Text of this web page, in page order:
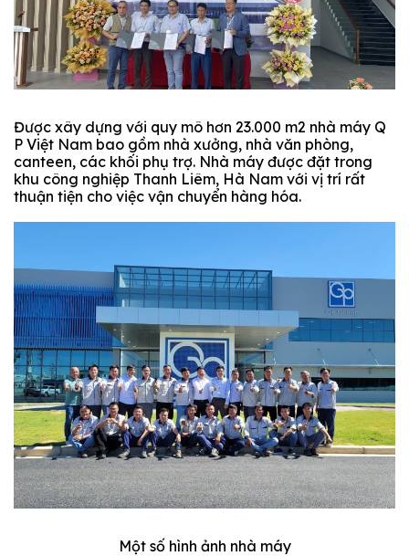
Được xây dựng với quy mô hơn 23.000 m2 nhà máy Q
P Việt Nam bao gồm nhà xưởng, nhà văn phòng,
canteen, các khối phụ trợ. Nhà máy được đặt trong
khu công nghiệp Thanh Liêm, Hà Nam với vị trí rất
thuận tiện cho việc vận chuyển hàng hóa.
Một số hình ảnh nhà máy